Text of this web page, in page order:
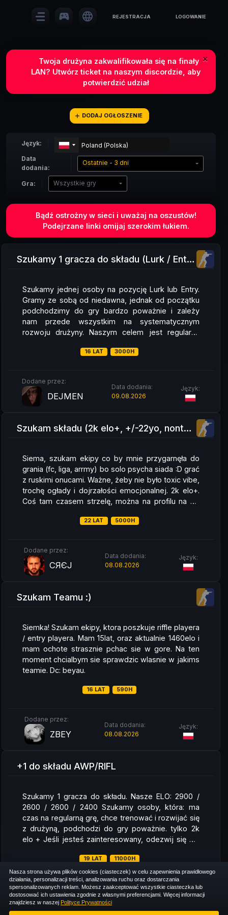
sports_esports language REJESTRACJA LOGOWANIE
×
Twoja drużyna zakwalifikowała się na finały
LAN? Utwórz ticket na naszym discordzie, aby
potwierdzić udział
add DODAJ OGŁOSZENIE
Język:
Data
dodania:
Ostatnie - 3 dni
Gra: Wszystkie gry
Bądź ostrożny w sieci i uważaj na oszustów!
Podejrzane linki omijaj szerokim łukiem.
Szukamy 1 gracza do składu (Lurk / Entry)
Szukamy jednej osoby na pozycję Lurk lub Entry.
Gramy ze sobą od niedawna, jednak od początku
podchodzimy do gry bardzo poważnie i zależy
nam przede wszystkim na systematycznym
rozwoju drużyny. Naszym celem jest regularny
gramy? Trenujemy minimum 4 razy w tygodniu.
poprawianiu błędów. Weekendy przeznaczamy
głównie na granie FACEIT-ów i sprawdzanie
efektów treningów. Wymagania: Minimum 8
poziom FACEIT. 3000+ godzin w CS. Znajomość
podstawowych granatów. Dobra znajomość gry i
podstaw taktycznych. Dyspozycyjność minimum 4
nastawionego na regularne treningi i rozwój, a nie
granie dla zabawy, napisz do mnie na Discordzie.
Chętnie pogadamy i umówimy się na testy. DC -
dejmeen
16 LAT 3000H
Dodane przez:
DEJMEN
Data dodania:
09.08.2026
Język:
Szukam składu (2k elo+, +/-22yo, nontoxic) AWP/RIFL/LURK
Siema, szukam ekipy co by mnie przygarnęła do
grania (fc, liga, arrmy) bo solo psycha siada :D grać
z ruskimi onucami. Ważne, żeby nie było toxic vibe,
trochę ogłady i dojrzałości emocjonalnej. 2k elo+.
Coś tam czasem strzelę, można na profilu na FC
aktualnie testuję inną rozdzielczość. Pozdro.
22 LAT 5000H
Dodane przez:
CЯЄJ
Data dodania:
08.08.2026
Język:
Szukam Teamu :)
Siemka! Szukam ekipy, ktora poszkuje riffle playera
/ entry playera. Mam 15lat, oraz aktualnie 1460elo i
mam ochote strasznie pchac sie w gore. Na ten
moment chcialbym sie sprawdzic wlasnie w jakims
teamie. Dc: beyau.
16 LAT 590H
Dodane przez:
ZBEY
Data dodania:
08.08.2026
Język:
+1 do składu AWP/RIFL
Szukamy 1 gracza do składu. Nasze ELO: 2900 /
2600 / 2600 / 2400 Szukamy osoby, która: ma
czas na regularną grę, chce trenować i rozwijać się
z drużyną, podchodzi do gry poważnie. tylko 2k
elo + Jeśli jesteś zainteresowany, odezwij się dc:
19 LAT 11000H
Dodane przez:
SHIZ1K
Data dodania:
07.08.2026
Język:
Nasza strona używa plików cookies (ciasteczek) w celu zapewnienia prawidłowego
działania, personalizacji treści, analizowania ruchu oraz dostarczania
spersonalizowanych reklam. Możesz zaakceptować wszystkie ciasteczka lub
dostosować ich ustawienia zgodnie z własnymi preferencjami. Więcej informacji
znajdziesz w naszej Polityce Prywatności